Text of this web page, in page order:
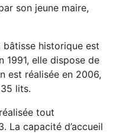
son jeune maire,
bâtisse historique est
1991, elle dispose de
est réalisée en 2006,
lits.
tout
La capacité d’accueil